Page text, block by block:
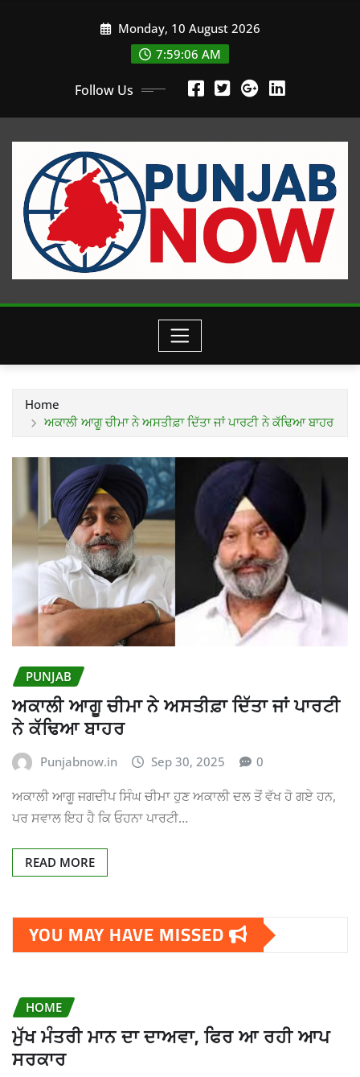
Monday, 10 August 2026
7:59:07 AM
Follow Us
Home
ਅਕਾਲੀ ਆਗੂ ਚੀਮਾ ਨੇ ਅਸਤੀਫ਼ਾ ਦਿੱਤਾ ਜਾਂ ਪਾਰਟੀ ਨੇ ਕੱਢਿਆ ਬਾਹਰ
PUNJAB
ਅਕਾਲੀ ਆਗੂ ਚੀਮਾ ਨੇ ਅਸਤੀਫ਼ਾ ਦਿੱਤਾ ਜਾਂ ਪਾਰਟੀ
ਨੇ ਕੱਢਿਆ ਬਾਹਰ
Punjabnow.in Sep 30, 2025 0
ਅਕਾਲੀ ਆਗੂ ਜਗਦੀਪ ਸਿੰਘ ਚੀਮਾ ਹੁਣ ਅਕਾਲੀ ਦਲ ਤੋਂ ਵੱਖ ਹੋ ਗਏ ਹਨ,
ਪਰ ਸਵਾਲ ਇਹ ਹੈ ਕਿ ਓਹਨਾ ਪਾਰਟੀ…
READ MORE
YOU MAY HAVE MISSED
HOME
ਮੁੱਖ ਮੰਤਰੀ ਮਾਨ ਦਾ ਦਾਅਵਾ, ਫਿਰ ਆ ਰਹੀ ਆਪ
ਸਰਕਾਰ